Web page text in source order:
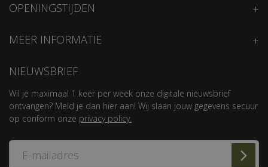
OPENINGSTIJDEN
MEER INFORMATIE
NIEUWSBRIEF
Wil je maximaal 1 keer per week onze digitale nieuwsbrief
ontvangen? Meld je dan hier aan! Wij slaan jouw gegevens secuur
op conform onze privacy policy.